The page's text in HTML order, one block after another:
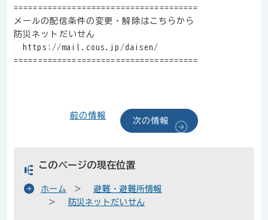
======================================
メールの配信条件の変更・解除はこちらから
防災ネットだいせん
https://mail.cous.jp/daisen/
======================================
前の情報
次の情報
このページの現在位置
ホーム
避難・避難所情報
防災ネットだいせん